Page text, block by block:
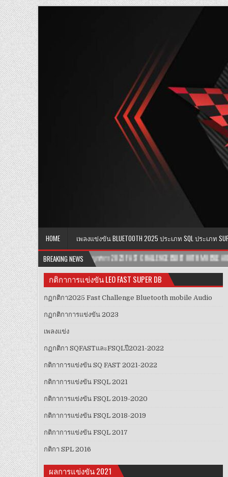
HOME
เพลงแข่งขัน BLUETOOTH 2025 ประเภท SQL ประเภท
BREAKING NEWS
CHALLENGE BLUETOOTH MOBILE AUDIO 2025-06-17 สนามชิงแชมป์ภ
กติกาการแข่งขัน LEO FAST SUPER DB
กฏกติกา2025 Fast Challenge Bluetooth mobile Audio
กฏกติกาการแข่งขัน 2023
เพลงแข่ง
กฏ​กติกา​ SQFAST​และFSQLปี2021-2022​
กติกาการแข่งขัน SQ FAST 2021-2022
กติกาการแข่งขัน FSQL 2021
กติกาการแข่งขัน FSQL 2019-2020
กติกาการแข่งขัน FSQL 2018-2019
กติกาการแข่งขัน FSQL 2017
กติกา SPL 2016
ผลการแข่งขัน 2021